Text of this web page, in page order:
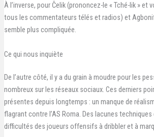
À l’inverse, pour Čelik (prononcez-le « Tché-lik » et
tous les commentateurs télés et radios) et
semble plus compliquée.
Ce qui nous inquiète
De l’autre côté, il y a du grain à moudre pour les
nombreux sur les réseaux sociaux. Ces derniers
présentes depuis longtemps : un manque de
flagrant contre l’AS Roma. Des lacunes
difficultés des joueurs offensifs à dribbler et à